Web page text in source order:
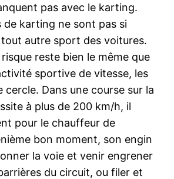
pas avec le karting.
de karting ne sont pas si
autre sport des voitures.
reste bien le même que
sportive de vitesse, les
cercle. Dans une course sur la
à plus de 200 km/h, il
pour le chauffeur de
bon moment, son engin
la voie et venir engrener
du circuit, ou filer et